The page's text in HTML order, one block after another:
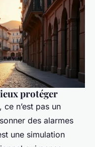
protéger
ce n’est pas un
des alarmes
une simulation